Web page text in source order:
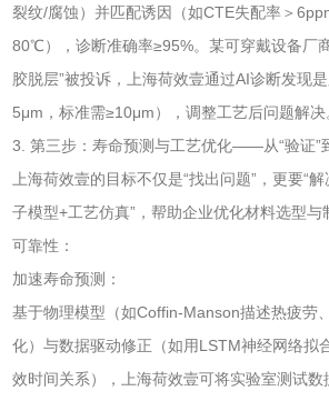
裂纹/腐蚀）并匹配诱因（如CTE失配率＞
80℃），诊断准确率≥95%。某可穿戴设备厂
胶脱层”被投诉，上海荷效壹通过AI诊断发现
5μm，标准需≥10μm），调整工艺后问题解决
3. 第三步：寿命预测与工艺优化——从“验证”
上海荷效壹的目标不仅是“找出问题”，更要“
子模型+工艺仿真”，帮助企业优化材料选型
可靠性：
加速寿命预测：
基于物理模型（如Coffin-Manson描述热疲劳
化）与数据驱动修正（如用LSTM神经网络拟
效时间关系），上海荷效壹可将实验室测试